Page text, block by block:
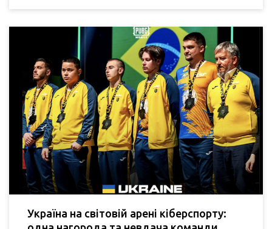
Україна на світовій арені кіберспорту: